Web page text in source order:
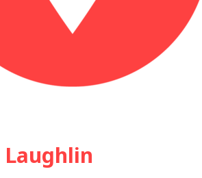
Laughlin